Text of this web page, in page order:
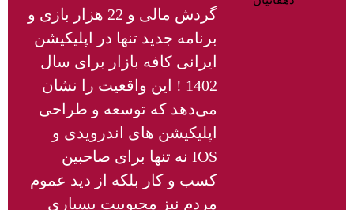
گردش مالی و 22 هزار بازی و
برنامه جدید تنها در اپلیکیشن
ایرانی کافه بازار برای سال
1402 ! این واقعیت را نشان
می‌دهد که توسعه و طراحی
اپلیکیشن های اندرویدی و
IOS نه تنها برای صاحبین
کسب و کار بلکه از دید عموم
مردم نیز محبوبیت بسیاری